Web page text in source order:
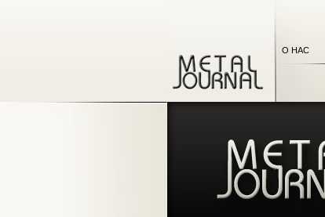
О НАС